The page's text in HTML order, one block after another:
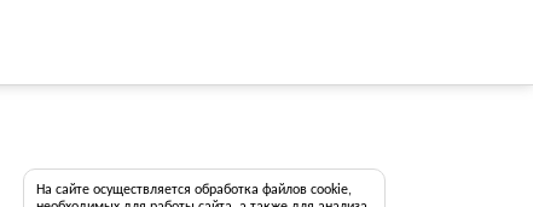
На сайте осуществляется обработка файлов cookie,